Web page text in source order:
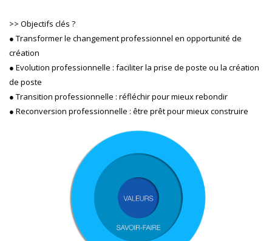
>> Objectifs clés ?
● Transformer le changement professionnel en opportunité de
création
● Evolution professionnelle : faciliter la prise de poste ou la création
de poste
● Transition professionnelle : réfléchir pour mieux rebondir
● Reconversion professionnelle : être prêt pour mieux construire